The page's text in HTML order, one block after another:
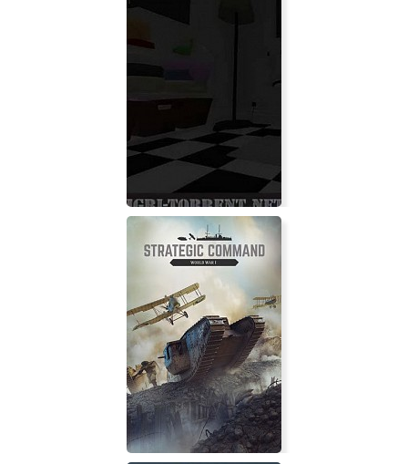
Sonia and the Hypnotic City
Night Blights